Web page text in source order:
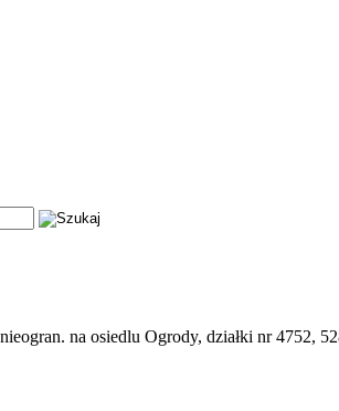
na osiedlu Ogrody, działki nr 4752,